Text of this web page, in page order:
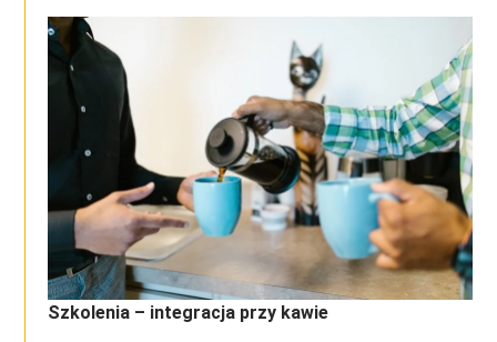
Szkolenia – integracja przy kawie